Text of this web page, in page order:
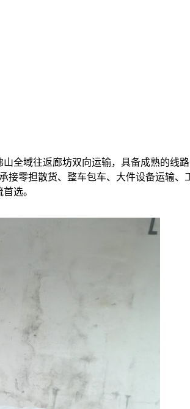
全域往返廊坊双向运输，具备成熟的线
零担散货、整车包车、大件设备运输
选。